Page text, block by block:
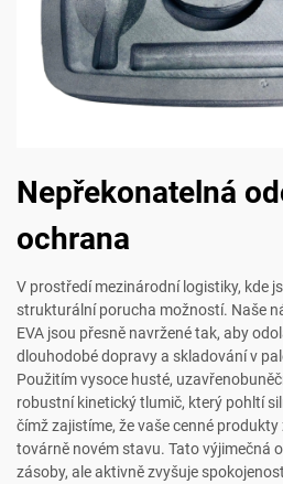
Nepřekonatelná
ochrana
V prostředí mezinárodní logistiky, kde
strukturální porucha možností. Naše
EVA jsou přesně navržené tak, aby
dlouhodobé dopravy a skladování v
Použitím vysoce husté,
robustní kinetický tlumič, který pohltí
čímž zajistíme, že vaše cenné
továrně novém stavu. Tato výjimečná
zásoby, ale aktivně zvyšuje